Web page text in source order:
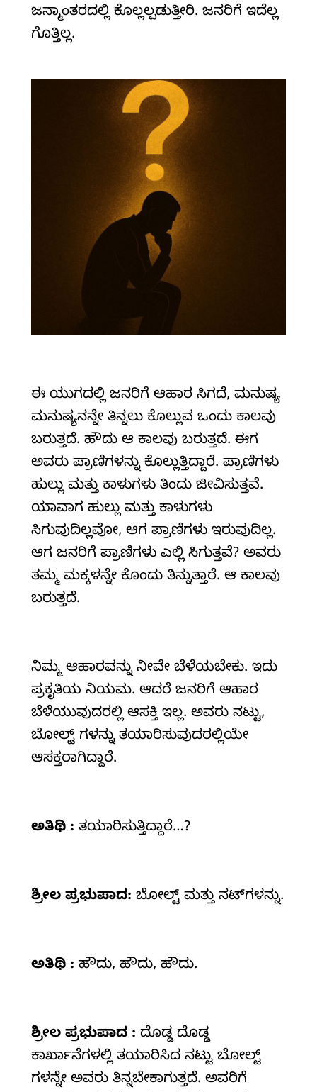
ಜನ್ಮಾಂತರದಲ್ಲಿ ಕೊಲ್ಲಲ್ಪಡುತ್ತೀರಿ. ಜನರಿಗೆ ಇದೆಲ್ಲ
ಗೊತ್ತಿಲ್ಲ.
ಈ ಯುಗದಲ್ಲಿ ಜನರಿಗೆ ಆಹಾರ ಸಿಗದೆ, ಮನುಷ್ಯ
ಮನುಷ್ಯನನ್ನೇ ತಿನ್ನಲು ಕೊಲ್ಲುವ ಒಂದು ಕಾಲವು
ಬರುತ್ತದೆ. ಹೌದು ಆ ಕಾಲವು ಬರುತ್ತದೆ. ಈಗ
ಅವರು ಪ್ರಾಣಿಗಳನ್ನು ಕೊಲ್ಲುತ್ತಿದ್ದಾರೆ. ಪ್ರಾಣಿಗಳು
ಹುಲ್ಲು ಮತ್ತು ಕಾಳುಗಳು ತಿಂದು ಜೀವಿಸುತ್ತವೆ.
ಯಾವಾಗ ಹುಲ್ಲು ಮತ್ತು ಕಾಳುಗಳು
ಸಿಗುವುದಿಲ್ಲವೋ, ಆಗ ಪ್ರಾಣಿಗಳು ಇರುವುದಿಲ್ಲ.
ಆಗ ಜನರಿಗೆ ಪ್ರಾಣಿಗಳು ಎಲ್ಲಿ ಸಿಗುತ್ತವೆ? ಅವರು
ತಮ್ಮ ಮಕ್ಕಳನ್ನೇ ಕೊಂದು ತಿನ್ನುತ್ತಾರೆ. ಆ ಕಾಲವು
ಬರುತ್ತದೆ.
ನಿಮ್ಮ ಆಹಾರವನ್ನು ನೀವೇ ಬೆಳೆಯಬೇಕು. ಇದು
ಪ್ರಕೃತಿಯ ನಿಯಮ. ಆದರೆ ಜನರಿಗೆ ಆಹಾರ
ಬೆಳೆಯುವುದರಲ್ಲಿ ಆಸಕ್ತಿ ಇಲ್ಲ. ಅವರು ನಟ್ಟು,
ಬೋಲ್ಟ್ ಗಳನ್ನು ತಯಾರಿಸುವುದರಲ್ಲಿಯೇ
ಆಸಕ್ತರಾಗಿದ್ದಾರೆ.
ಅತಿಥಿ : ತಯಾರಿಸುತ್ತಿದ್ದಾರೆ…?
ಶ್ರೀಲ ಪ್ರಭುಪಾದ: ಬೋಲ್ಟ್‌ ಮತ್ತು ನಟ್‌ಗಳನ್ನು.
ಅತಿಥಿ : ಹೌದು, ಹೌದು, ಹೌದು.
ಶ್ರೀಲ ಪ್ರಭುಪಾದ : ದೊಡ್ಡ ದೊಡ್ಡ
ಕಾರ್ಖಾನೆಗಳಲ್ಲಿ ತಯಾರಿಸಿದ ನಟ್ಟು ಬೋಲ್ಟ್
ಗಳನ್ನೇ ಅವರು ತಿನ್ನಬೇಕಾಗುತ್ತದೆ. ಅವರಿಗೆ